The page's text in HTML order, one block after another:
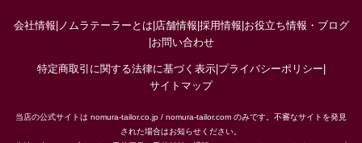
会社情報 ノムラテーラーとは 店舗情報 採用情報 お役立ち情報・ブログ
お問い合わせ
特定商取引に関する法律に基づく表示| プライバシーポリシー
サイトマップ
当店の公式サイトは nomura-tailor.co.jp / nomura-tailor.com のみです。不審なサイトを発見
された場合はお知らせください。